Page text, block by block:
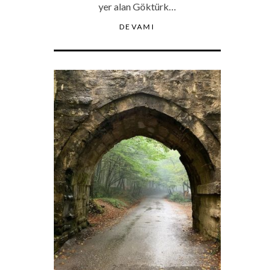
yer alan Göktürk…
DEVAMI